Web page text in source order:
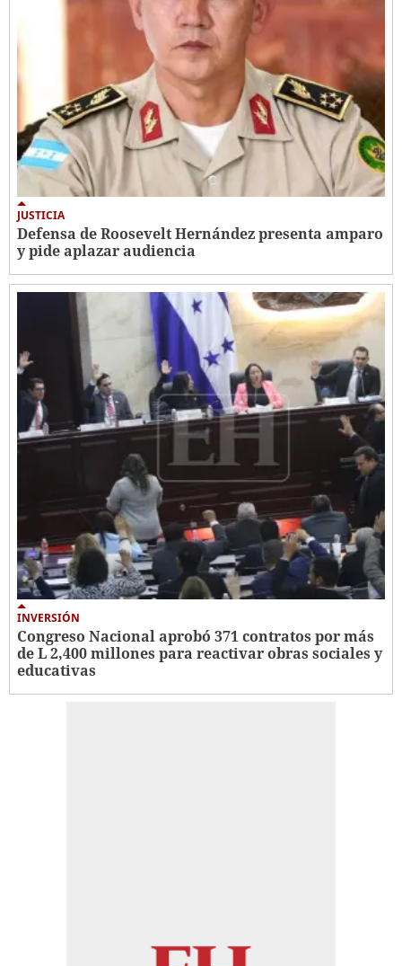
JUSTICIA
Defensa de Roosevelt Hernández presenta amparo
y pide aplazar audiencia
INVERSIÓN
Congreso Nacional aprobó 371 contratos por más
de L 2,400 millones para reactivar obras sociales y
educativas